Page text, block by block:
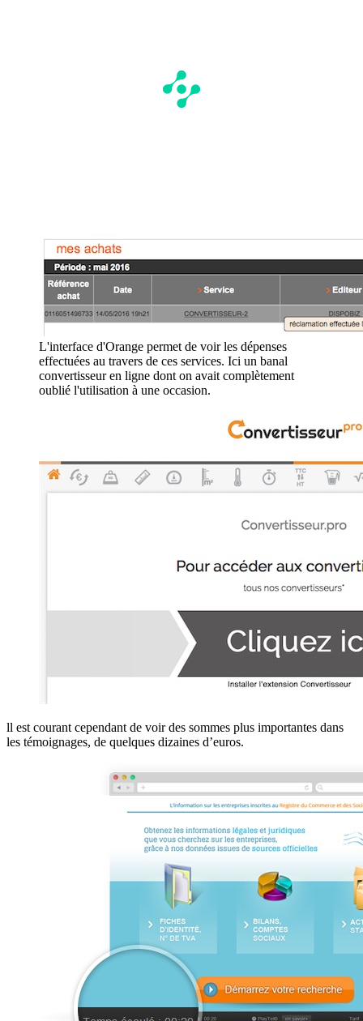
L'interface d'Orange permet de voir les dépenses
effectuées au travers de ces services. Ici un banal
convertisseur en ligne dont on avait complètement
oublié l'utilisation à une occasion.
ll est courant cependant de voir des sommes plus importantes dans
les témoignages, de quelques dizaines d’euros.